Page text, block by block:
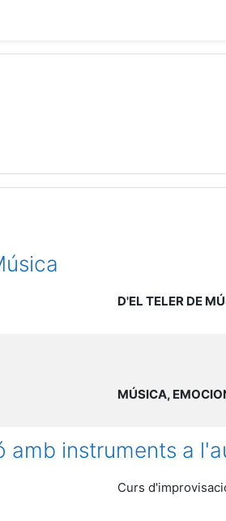
D'EL TELER DE
MÚSICA,
amb instruments a
Curs